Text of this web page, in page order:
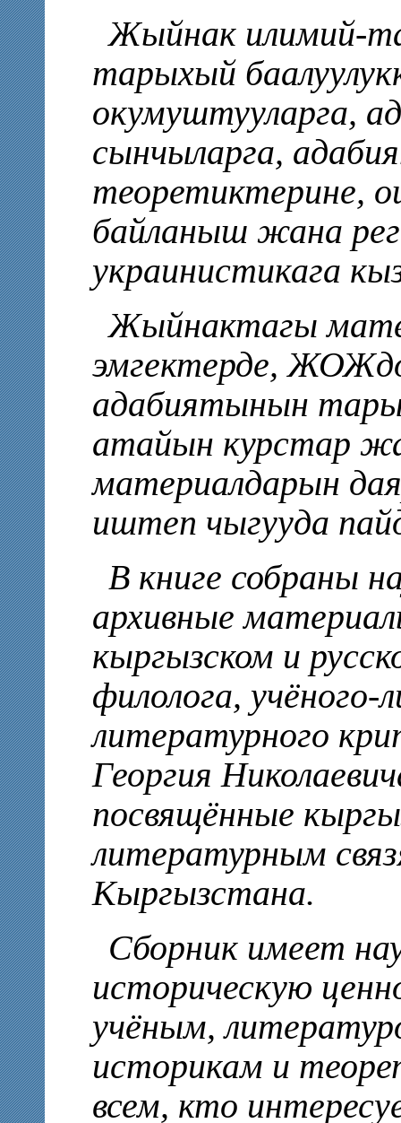
Жыйнак илимий-
тарыхый
окумуштууларга,
сынчыларга,
теоретиктерине,
байланыш жана
украинистикага
Жыйнактагы
эмгектерде,
адабиятынын
атайын курстар
материалдарын
иштеп чыгууда
В книге собраны
архивные
кыргызском и
филолога, учёного-
литературного
Георгия
посвящённые
литературным
Кыргызстана.
Сборник имеет
историческую
учёным,
историкам и
всем, кто